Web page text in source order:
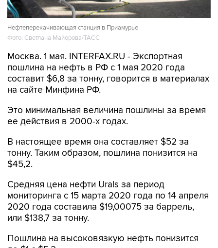
Нефтеперекачивающая станция в Приамурье
Фото: Светлана Майорова/ТАСС
Москва. 1 мая. INTERFAX.RU - Экспортная
пошлина на нефть в РФ с 1 мая 2020 года
составит $6,8 за тонну, говорится в материалах
на сайте Минфина РФ.
Это минимальная величина пошлины за время
ее действия в 2000-х годах.
В настоящее время она составляет $52 за
тонну. Таким образом, пошлина понизится на
$45,2.
Средняя цена нефти Urals за период
мониторинга с 15 марта 2020 года по 14 апреля
2020 года составила $19,00075 за баррель,
или $138,7 за тонну.
Пошлина на высоковязкую нефть понизится